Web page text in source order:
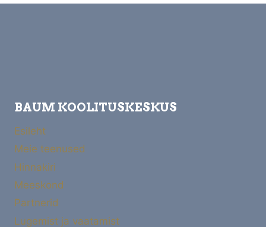
BAUM KOOLITUSKESKUS
Esileht
Meie teenused
Hinnakiri
Meeskond
Partnerid
Lugemist ja vaatamist